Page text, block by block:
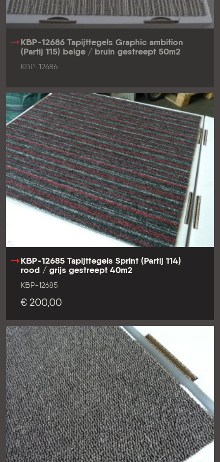
KBP-12686 Tapijttegels Graphic ambition
(Partij 115) beige / bruin gestreept 50m2
KBP-12686
KBP-12685 Tapijttegels Sprint (Partij 114)
rood / grijs gestreept 40m2
KBP-12685
€ 200,00